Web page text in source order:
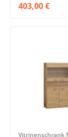
403,00 €
Vitrinenschrank